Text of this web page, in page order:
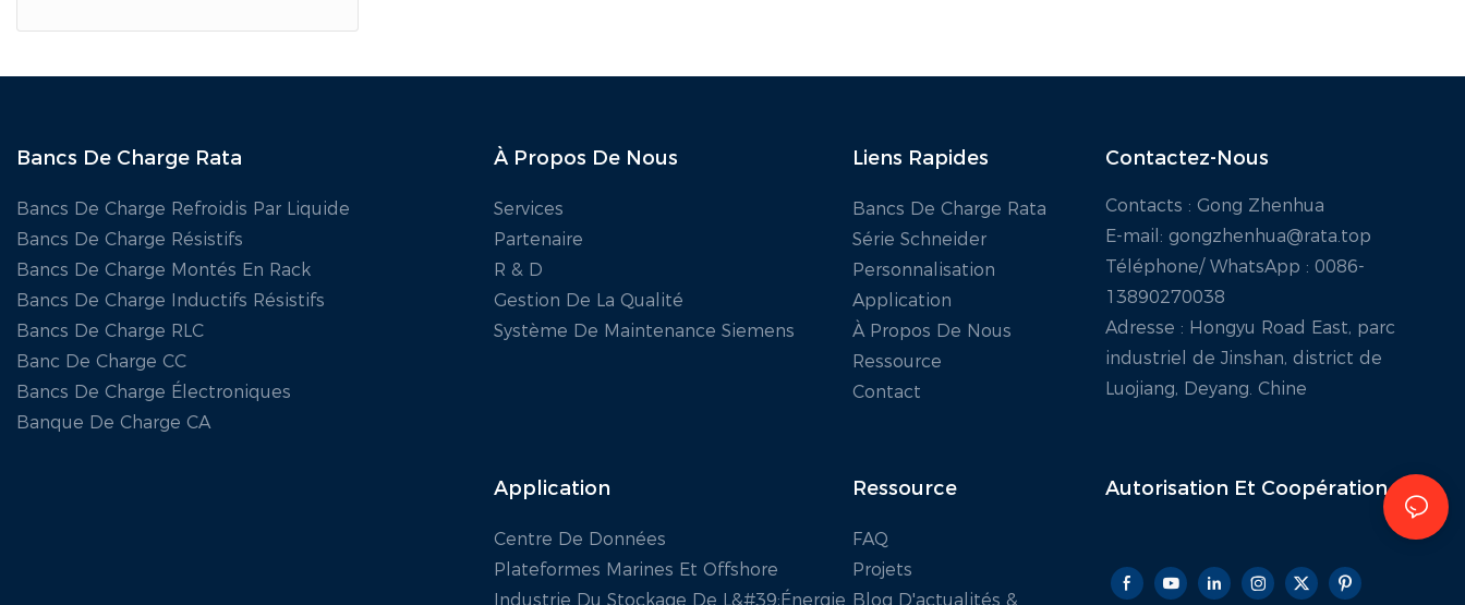
Bancs De Charge Rata
Bancs De Charge Refroidis Par Liquide
Bancs De Charge Résistifs
Bancs De Charge Montés En Rack
Bancs De Charge Inductifs Résistifs
Bancs De Charge RLC
Banc De Charge CC
Bancs De Charge Électroniques
Banque De Charge CA
À Propos De Nous
Services
Partenaire
R & D
Gestion De La Qualité
Système De Maintenance Siemens
Liens Rapides
Bancs De Charge Rata
Série Schneider
Personnalisation
Application
À Propos De Nous
Ressource
Contact
Contactez-Nous
Contacts : Gong Zhenhua
E-mail: gongzhenhua@rata.top
Téléphone/ WhatsApp : 0086-
13890270038
Adresse : Hongyu Road East, parc
industriel de Jinshan, district de
Luojiang, Deyang. Chine
Application
Centre De Données
Plateformes Marines Et Offshore
Industrie Du Stockage De L&#39;énergie
Ressource
FAQ
Projets
Blog D'actualités &
Autorisation Et Coopération